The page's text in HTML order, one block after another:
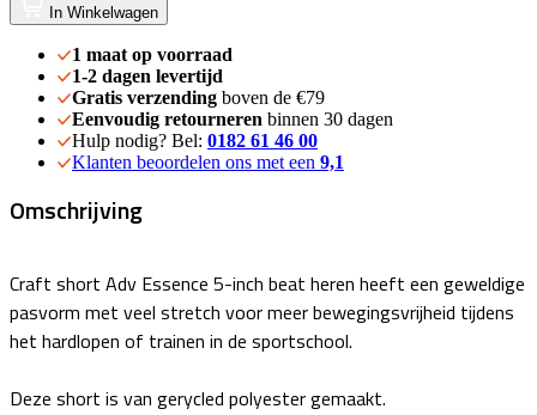
In Winkelwagen
1 maat op voorraad
1-2 dagen levertijd
Gratis verzending boven de €79
Eenvoudig retourneren binnen 30 dagen
Hulp nodig? Bel: 0182 61 46 00
Klanten beoordelen ons met een 9,1
Omschrijving
Craft short Adv Essence 5-inch beat heren heeft een geweldige
pasvorm met veel stretch voor meer bewegingsvrijheid tijdens
het hardlopen of trainen in de sportschool.
Deze short is van gerycled polyester gemaakt.